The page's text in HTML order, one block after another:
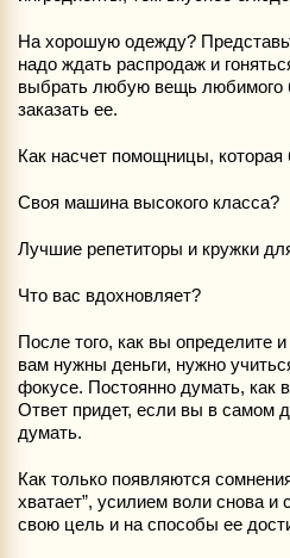
На хорошую одежду?
надо ждать распродаж и
выбрать любую вещь любимого
заказать ее.
Как насчет помощницы, которая
Своя машина высокого класса?
Лучшие репетиторы и кружки
Что вас вдохновляет?
После того, как вы определите
вам нужны деньги, нужно
фокусе. Постоянно думать, как
Ответ придет, если вы в самом
думать.
Как только появляются
хватает”, усилием воли снова и
свою цель и на способы ее